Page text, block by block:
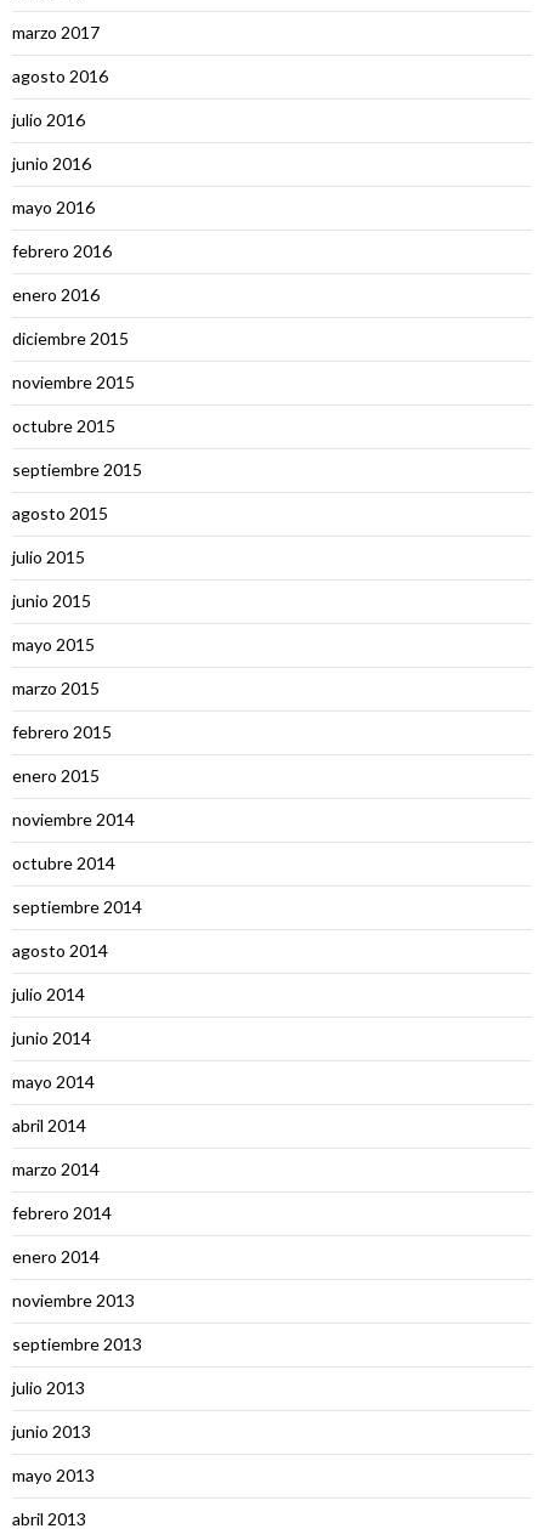
marzo 2017
agosto 2016
julio 2016
junio 2016
mayo 2016
febrero 2016
enero 2016
diciembre 2015
noviembre 2015
octubre 2015
septiembre 2015
agosto 2015
julio 2015
junio 2015
mayo 2015
marzo 2015
febrero 2015
enero 2015
noviembre 2014
octubre 2014
septiembre 2014
agosto 2014
julio 2014
junio 2014
mayo 2014
abril 2014
marzo 2014
febrero 2014
enero 2014
noviembre 2013
septiembre 2013
julio 2013
junio 2013
mayo 2013
abril 2013